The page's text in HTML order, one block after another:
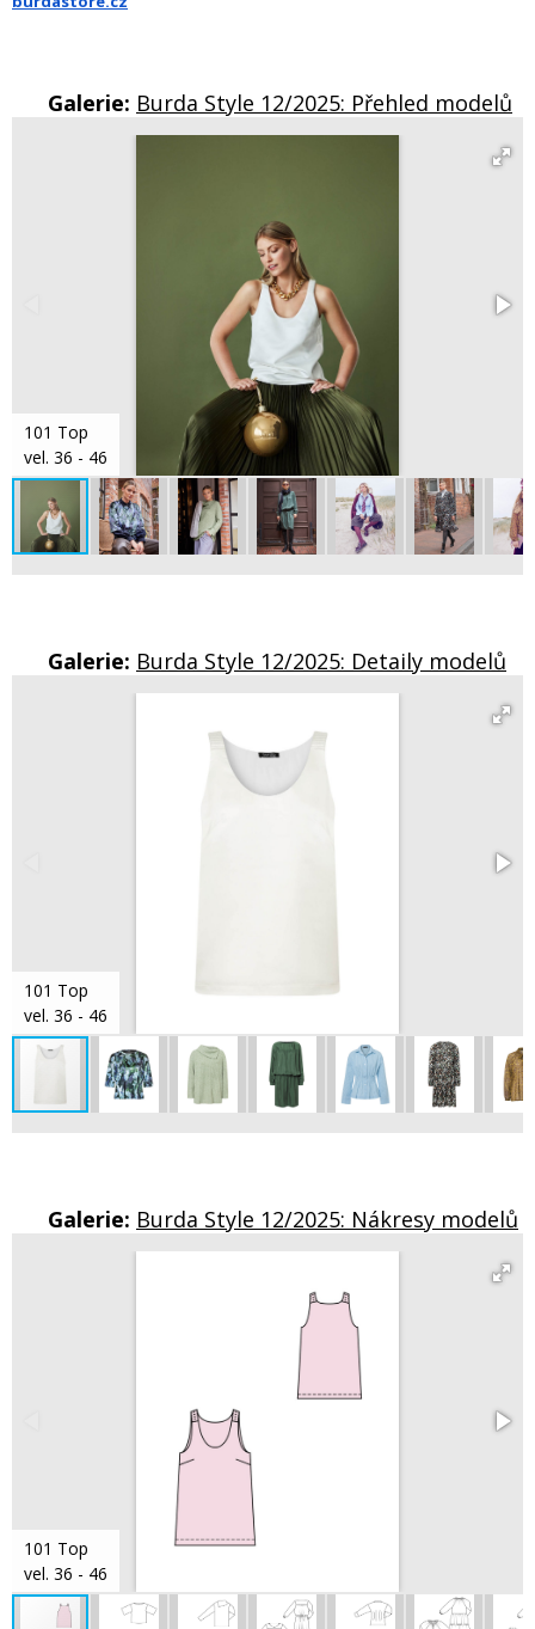
Galerie: Burda Style 12/2025: Přehled modelů
101 Top
vel. 36 - 46
Galerie: Burda Style 12/2025: Detaily modelů
101 Top
vel. 36 - 46
Galerie: Burda Style 12/2025: Nákresy modelů
101 Top
vel. 36 - 46